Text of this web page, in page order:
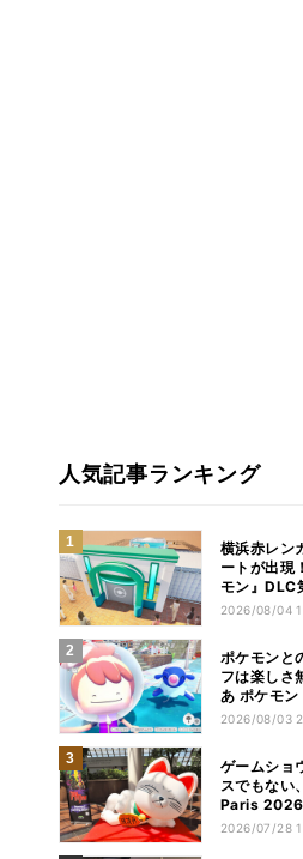
人気記事ランキング
横浜赤レン
ートが出現
モン』DLC
ベント - 8
2026/08/04
ポケモンと
フは楽しさ
あ ポケモン
ンパス』を
2026/08/03
ゲームショ
スでもな
Paris 2026
文化の熱量
2026/07/28